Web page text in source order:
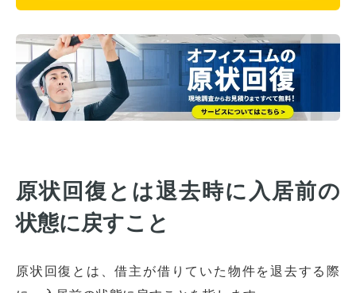
原状回復とは退去時に入居前の
状態に戻すこと
原状回復とは、借主が借りていた物件を退去する際